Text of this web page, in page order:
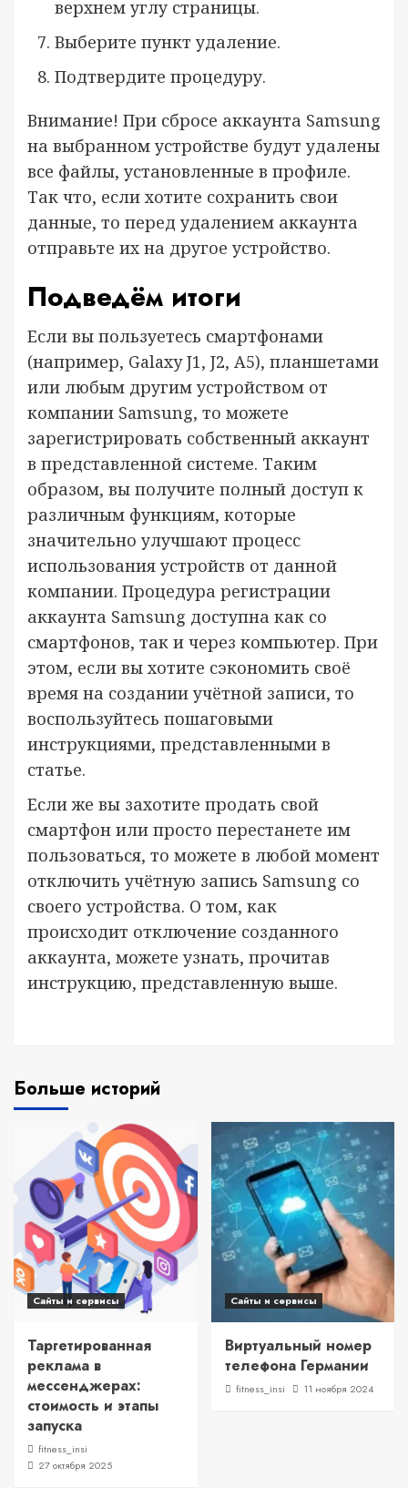
верхнем углу страницы.
Выберите пункт удаление.
Подтвердите процедуру.
Внимание! При сбросе аккаунта Samsung
на выбранном устройстве будут удалены
все файлы, установленные в профиле.
Так что, если хотите сохранить свои
данные, то перед удалением аккаунта
отправьте их на другое устройство.
Подведём итоги
Если вы пользуетесь смартфонами
(например, Galaxy J1, J2, A5), планшетами
или любым другим устройством от
компании Samsung, то можете
зарегистрировать собственный аккаунт
в представленной системе. Таким
образом, вы получите полный доступ к
различным функциям, которые
значительно улучшают процесс
использования устройств от данной
компании. Процедура регистрации
аккаунта Samsung доступна как со
смартфонов, так и через компьютер. При
этом, если вы хотите сэкономить своё
время на создании учётной записи, то
воспользуйтесь пошаговыми
инструкциями, представленными в
статье.
Если же вы захотите продать свой
смартфон или просто перестанете им
пользоваться, то можете в любой момент
отключить учётную запись Samsung со
своего устройства. О том, как
происходит отключение созданного
аккаунта, можете узнать, прочитав
инструкцию, представленную выше.
Больше историй
Сайты и сервисы
Таргетированная
реклама в
мессенджерах:
стоимость и этапы
запуска
fitness_insi
27 октября 2025
Сайты и сервисы
Виртуальный номер
телефона Германии
fitness_insi 11 ноября 2024